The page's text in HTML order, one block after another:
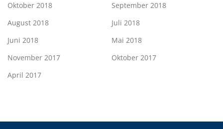
Oktober 2018
September 2018
August 2018
Juli 2018
Juni 2018
Mai 2018
November 2017
Oktober 2017
April 2017